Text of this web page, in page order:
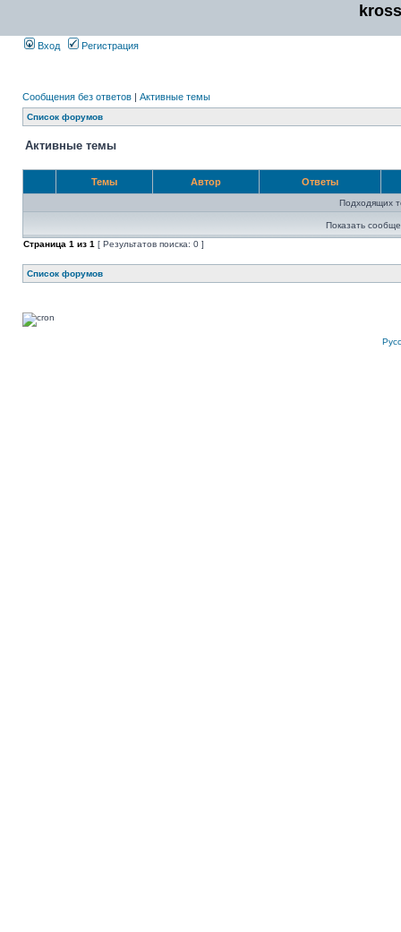
Вход Регистрация
Сообщения без ответов | Активные темы
Список форумов
Активные темы
Темы Автор Ответы
Подходящих
Показать
Страница 1 из 1 [ Результатов поиска: 0 ]
Список форумов